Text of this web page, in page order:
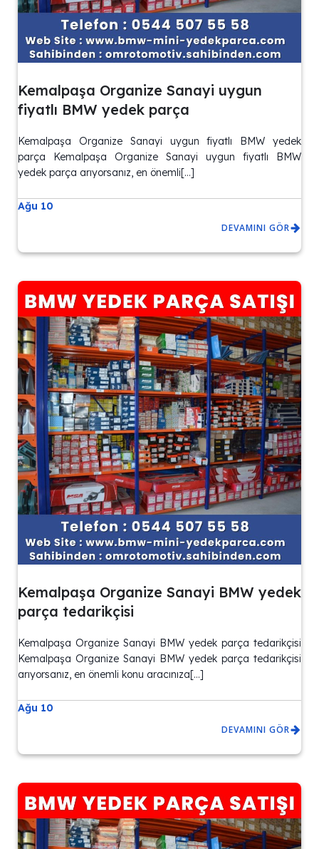
Kemalpaşa Organize Sanayi uygun
fiyatlı BMW yedek parça
Kemalpaşa Organize Sanayi uygun fiyatlı BMW yedek
parça Kemalpaşa Organize Sanayi uygun fiyatlı BMW
yedek parça arıyorsanız, en önemli[…]
Ağu 10
DEVAMINI GÖR
Kemalpaşa Organize Sanayi BMW yedek
parça tedarikçisi
Kemalpaşa Organize Sanayi BMW yedek parça tedarikçisi
Kemalpaşa Organize Sanayi BMW yedek parça tedarikçisi
arıyorsanız, en önemli konu aracınıza[…]
Ağu 10
DEVAMINI GÖR